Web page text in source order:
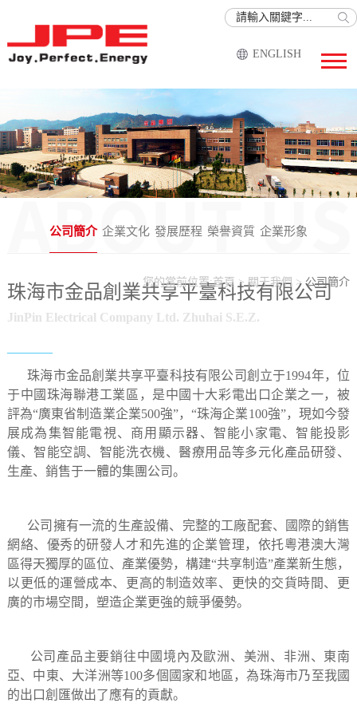
ENGLISH
公司簡介 企業文化 發展歷程 榮譽資質 企業形象
您的當前位置:首頁 >關于我們 >公司簡介
珠海市金品創業共享平臺科技有限公司
JinPin Electrical Company Ltd. Zhuhai S.E.Z.
珠海市金品創業共享平臺科技有限公司創立于1994年，位
于中國珠海聯港工業區，是中國十大彩電出口企業之一，被
評為“廣東省制造業企業500強”，“珠海企業100強”，現如今發
展成為集智能電視、商用顯示器、智能小家電、智能投影
儀、智能空調、智能洗衣機、醫療用品等多元化產品研發、
生產、銷售于一體的集團公司。
公司擁有一流的生產設備、完整的工廠配套、國際的銷售
網絡、優秀的研發人才和先進的企業管理，依托粵港澳大灣
區得天獨厚的區位、產業優勢，構建“共享制造”產業新生態，
以更低的運營成本、更高的制造效率、更快的交貨時間、更
廣的市場空間，塑造企業更強的競爭優勢。
公司產品主要銷往中國境內及歐洲、美洲、非洲、東南
亞、中東、大洋洲等100多個國家和地區，為珠海市乃至我國
的出口創匯做出了應有的貢獻。